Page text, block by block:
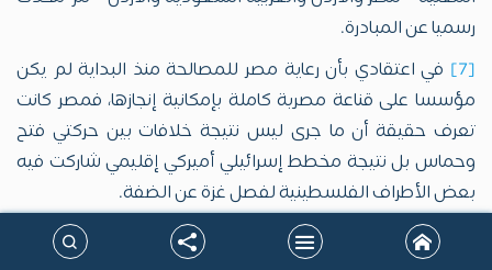
رسميا عن المبادرة.
[7]
في اعتقادي بأن رعاية مصر للمصالحة منذ البداية لم يكن
مؤسسا على قناعة مصرية كاملة بإمكانية إنجازها، فمصر كانت
تعرف حقيقة أن ما جرى ليس نتيجة خلافات بين حركتي فتح
وحماس بل نتيجة مخطط إسرائيلي أميركي إقليمي شاركت فيه
بعض الأطراف الفلسطينية لفصل غزة عن الضفة.
قبل أيام من انعقاد المؤتمر السابع لفتح أعلن الرئيس أبو